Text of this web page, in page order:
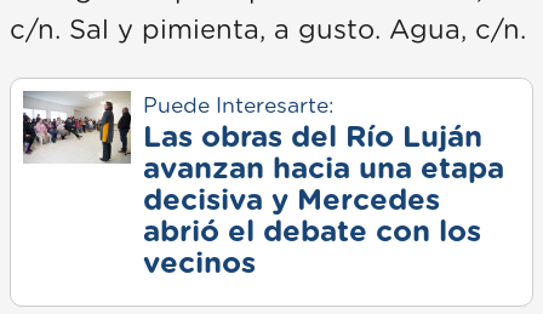
c/n. Sal y pimienta, a gusto. Agua, c/n.
Puede Interesarte:
Las obras del Río Luján
avanzan hacia una etapa
decisiva y Mercedes
abrió el debate con los
vecinos